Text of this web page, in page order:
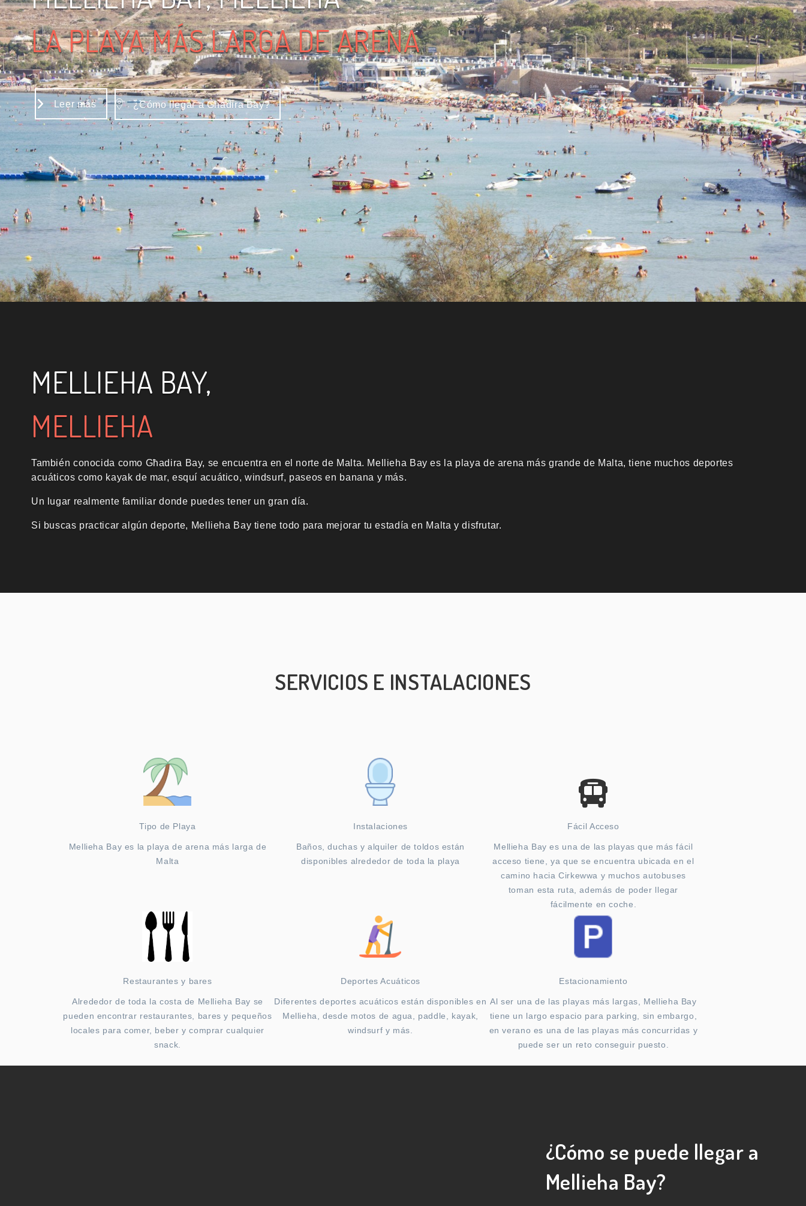
LA PLAYA MÁS LARGA DE ARENA
Leer más ¿Cómo llegar a Għadira Bay?
MELLIEHA BAY,
MELLIEHA
También conocida como Għadira Bay, se encuentra en el norte de Malta. Mellieha Bay es la playa de arena más grande de Malta, tiene muchos deportes
acuáticos como kayak de mar, esquí acuático, windsurf, paseos en banana y más.
Un lugar realmente familiar donde puedes tener un gran día.
Si buscas practicar algún deporte, Mellieha Bay tiene todo para mejorar tu estadía en Malta y disfrutar.
SERVICIOS E INSTALACIONES
Tipo de Playa
Mellieha Bay es la playa de arena más larga de
Malta
Instalaciones
Baños, duchas y alquiler de toldos están
disponibles alrededor de toda la playa
Fácil Acceso
Mellieha Bay es una de las playas que más fácil
acceso tiene, ya que se encuentra ubicada en el
camino hacia Cirkewwa y muchos autobuses
toman esta ruta, además de poder llegar
fácilmente en coche.
Restaurantes y bares
Alrededor de toda la costa de Mellieha Bay se
pueden encontrar restaurantes, bares y pequeños
locales para comer, beber y comprar cualquier
snack.
Deportes Acuáticos
Diferentes deportes acuáticos están disponibles en
Mellieha, desde motos de agua, paddle, kayak,
windsurf y más.
Estacionamiento
Al ser una de las playas más largas, Mellieha Bay
tiene un largo espacio para parking, sin embargo,
en verano es una de las playas más concurridas y
puede ser un reto conseguir puesto.
¿Cómo se puede llegar a
Mellieha Bay?